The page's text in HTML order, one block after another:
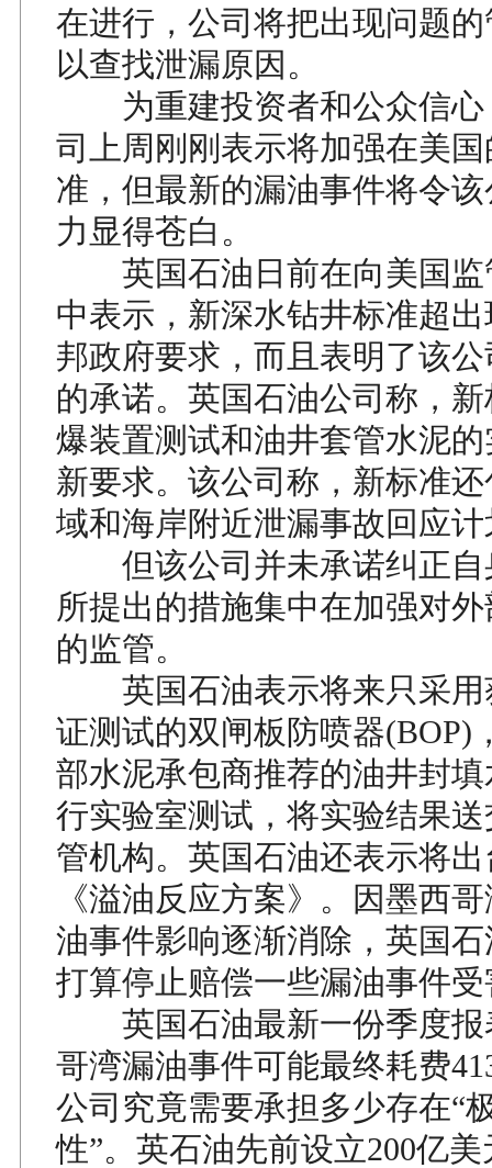
在进行，公司将把出现问题
以查找泄漏原因。
为重建投资者和公众信心
司上周刚刚表示将加强在美
准，但最新的漏油事件将令
力显得苍白。
英国石油日前在向美国监
中表示，新深水钻井标准超
邦政府要求，而且表明了该
的承诺。英国石油公司称，
爆装置测试和油井套管水泥
新要求。该公司称，新标准
域和海岸附近泄漏事故回应
但该公司并未承诺纠正自
所提出的措施集中在加强对
的监管。
英国石油表示将来只采用
证测试的双闸板防喷器(BOP)
部水泥承包商推荐的油井封
行实验室测试，将实验结果
管机构。英国石油还表示将
《溢油反应方案》。因墨西
油事件影响逐渐消除，英国
打算停止赔偿一些漏油事件
英国石油最新一份季度报
哥湾漏油事件可能最终耗费
公司究竟需要承担多少存在“
性”。英石油先前设立200亿